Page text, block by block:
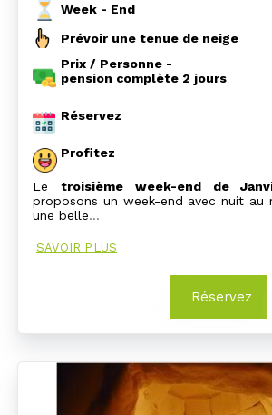
Week - End
Prévoir une tenue de neige
Prix / Personne -
pension complète 2 jours
Réservez
Profitez
Le troisième week-end de
proposons un week-end avec nuit au
une belle…
SAVOIR PLUS
Réservez